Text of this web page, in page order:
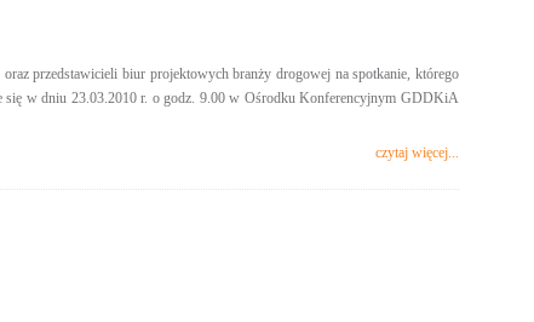
przedstawicieli biur projektowych branży drogowej na spotkanie, którego
się w dniu 23.03.2010 r. o godz. 9.00 w Ośrodku Konferencyjnym GDDKiA
czytaj więcej...